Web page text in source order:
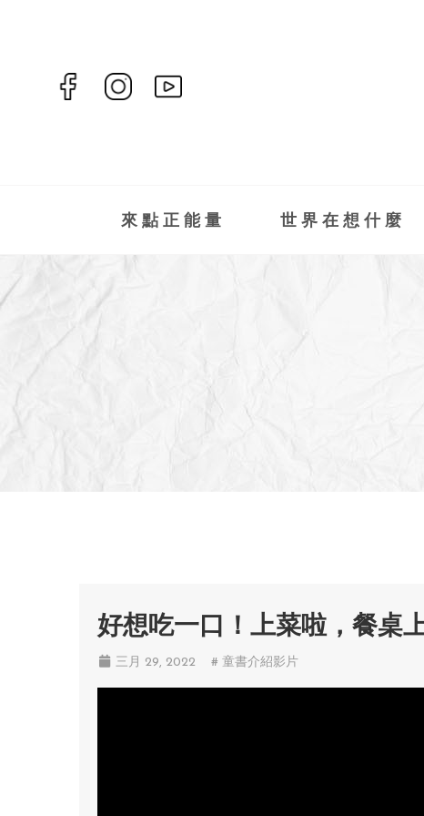
來點正能量 世界在想什麼
好想吃一口！上菜啦，餐桌
三月 29, 2022 # 童書介紹影片